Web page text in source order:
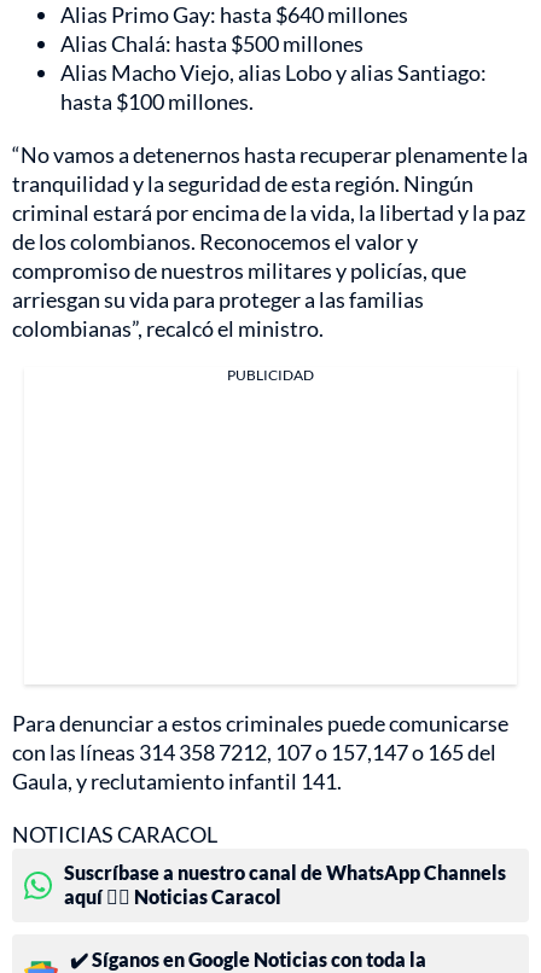
Alias Primo Gay: hasta $640 millones
Alias Chalá: hasta $500 millones
Alias Macho Viejo, alias Lobo y alias Santiago:
hasta $100 millones.
“No vamos a detenernos hasta recuperar plenamente la
tranquilidad y la seguridad de esta región. Ningún
criminal estará por encima de la vida, la libertad y la paz
de los colombianos. Reconocemos el valor y
compromiso de nuestros militares y policías, que
arriesgan su vida para proteger a las familias
colombianas”, recalcó el ministro.
PUBLICIDAD
Para denunciar a estos criminales puede comunicarse
con las líneas 314 358 7212, 107 o 157,147 o 165 del
Gaula, y reclutamiento infantil 141.
NOTICIAS CARACOL
Suscríbase a nuestro canal de WhatsApp Channels
aquí 👉🏻 Noticias Caracol
✔️ Síganos en Google Noticias con toda la